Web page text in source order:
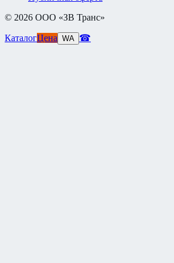
© 2026 ООО «ЗВ Транс»
КаталогЦена WA ☎